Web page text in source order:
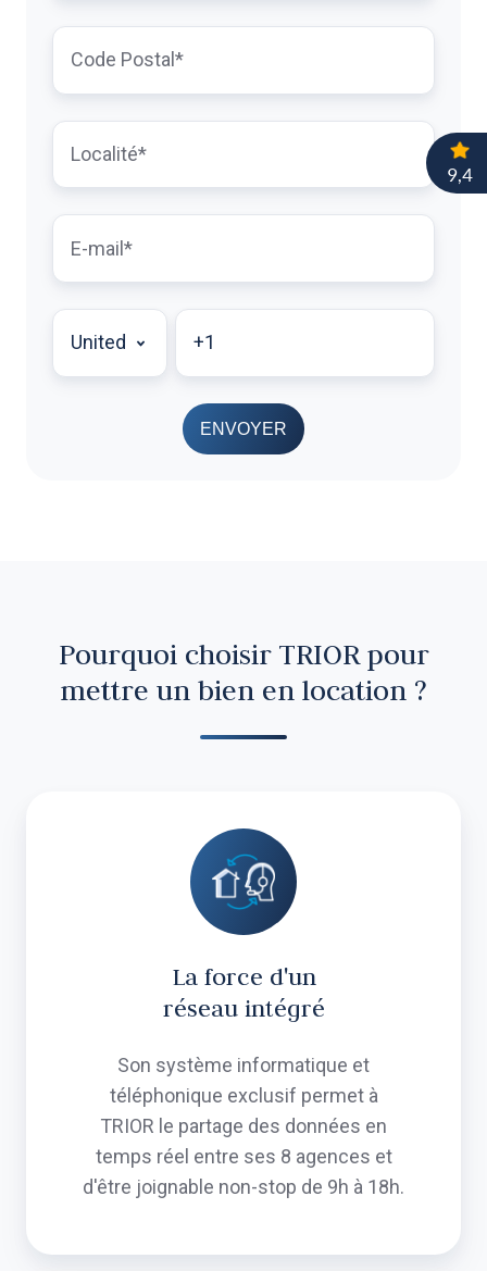
Pourquoi choisir TRIOR pour
mettre un bien en location ?
La force d'un
réseau intégré
Son système informatique et
téléphonique exclusif permet à
TRIOR le partage des données en
temps réel entre ses 8 agences et
d'être joignable non-stop de 9h à 18h.
force
d'un
réseau
intégré